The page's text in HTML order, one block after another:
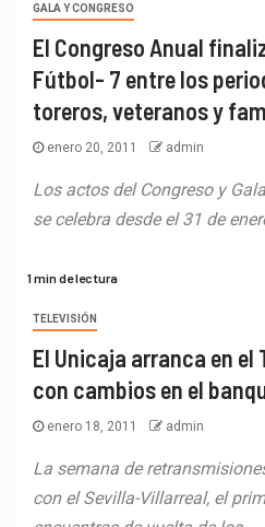
GALA Y CONGRESO
El Congreso Anual
Fútbol- 7 entre los
toreros, veteranos y
enero 20, 2011 admin
Los actos del Congreso y
se celebra desde el 31 de
1 min de lectura
TELEVISIÓN
El Unicaja arranca en el
con cambios en el
enero 18, 2011 admin
La semana de
con el Sevilla-Villarreal, el